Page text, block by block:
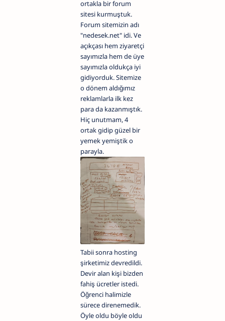
ortakla bir forum
sitesi kurmuştuk.
Forum sitemizin adı
"nedesek.net" idi. Ve
açıkçası hem ziyaretçi
sayımızla hem de üye
sayımızla oldukça iyi
gidiyorduk. Sitemize
o dönem aldığımız
reklamlarla ilk kez
para da kazanmıştık.
Hiç unutmam, 4
ortak gidip güzel bir
yemek yemiştik o
parayla.
Tabii sonra hosting
şirketimiz devredildi.
Devir alan kişi bizden
fahiş ücretler istedi.
Öğrenci halimizle
sürece direnemedik.
Öyle oldu böyle oldu